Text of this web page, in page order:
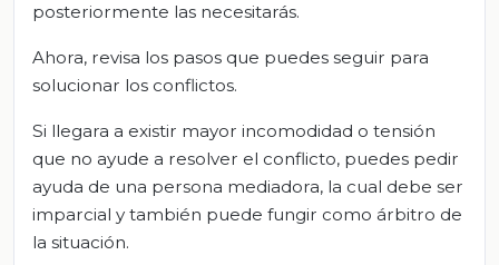
posteriormente las necesitarás.
Ahora, revisa los pasos que puedes seguir para
solucionar los conflictos.
Si llegara a existir mayor incomodidad o tensión
que no ayude a resolver el conflicto, puedes pedir
ayuda de una persona mediadora, la cual debe ser
imparcial y también puede fungir como árbitro de
la situación.